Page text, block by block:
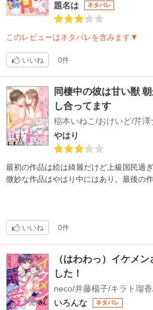
題名は
ネタバレ
このレビューはネタバレを含みます▼
いいね 0件
同棲中の彼は甘い獣
し合ってます
やはり
最初の作品は絵は綺麗だけど上級国民過
微妙な作品はやはり中にはあり。最後の
いいね 0件
（はわわっ）イケメ
した！
いろんな
ネタバレ